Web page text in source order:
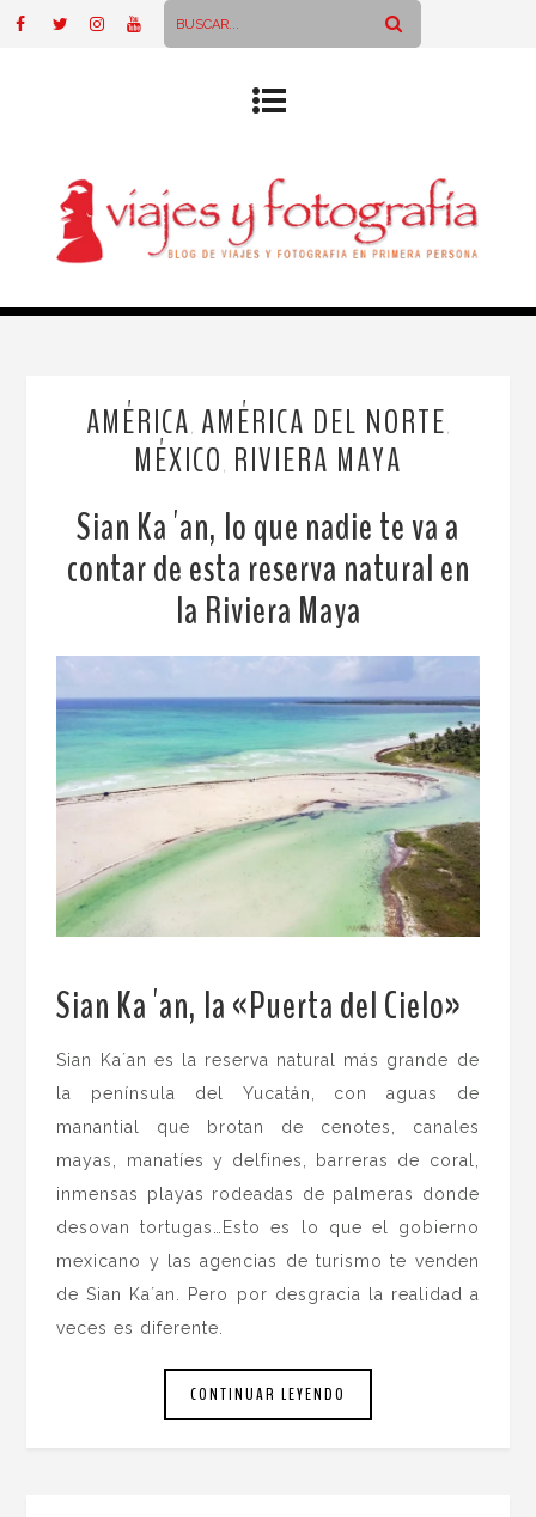
AMÉRICA AMÉRICA DEL NORTE
MÉXICO RIVIERA MAYA
Sian Ka´an, lo que nadie te va a
contar de esta reserva natural en
la Riviera Maya
Sian Ka´an, la «Puerta del Cielo»
Sian Ka´an es la reserva natural más grande de
la península del Yucatán, con aguas de
manantial que brotan de cenotes, canales
mayas, manatíes y delfines, barreras de coral,
inmensas playas rodeadas de palmeras donde
desovan tortugas…Esto es lo que el gobierno
mexicano y las agencias de turismo te venden
de Sian Ka´an. Pero por desgracia la realidad a
veces es diferente.
CONTINUAR LEYENDO